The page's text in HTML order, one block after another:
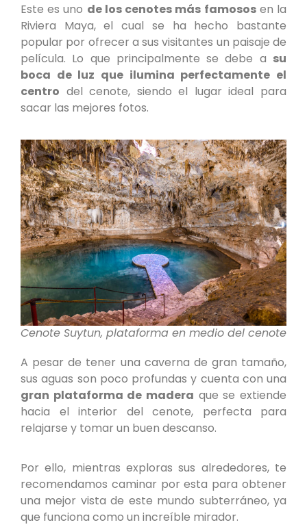
Este es uno de los cenotes más famososen la
Riviera Maya, el cual se ha hecho bastante
popular por ofrecer a sus visitantes un paisaje de
película. Lo que principalmente se debe a su
boca de luz que ilumina perfectamente el
centro del cenote, siendo el lugar ideal para
sacar las mejores fotos.
Cenote Suytun, plataforma en medio del cenote
A pesar de tener una caverna de gran tamaño,
sus aguas son poco profundas y cuenta con una
gran plataforma de madera que se extiende
hacia el interior del cenote, perfecta para
relajarse y tomar un buen descanso.
Por ello, mientras exploras sus alrededores, te
recomendamos caminar por esta para obtener
una mejor vista de este mundo subterráneo, ya
que funciona como un increíble mirador.